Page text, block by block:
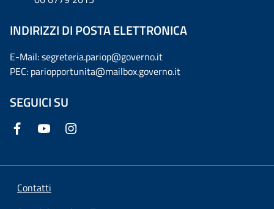
INDIRIZZI DI POSTA ELETTRONICA
E-Mail: segreteria.pariop@governo.it
PEC: pariopportunita@mailbox.governo.it
SEGUICI SU
Contatti